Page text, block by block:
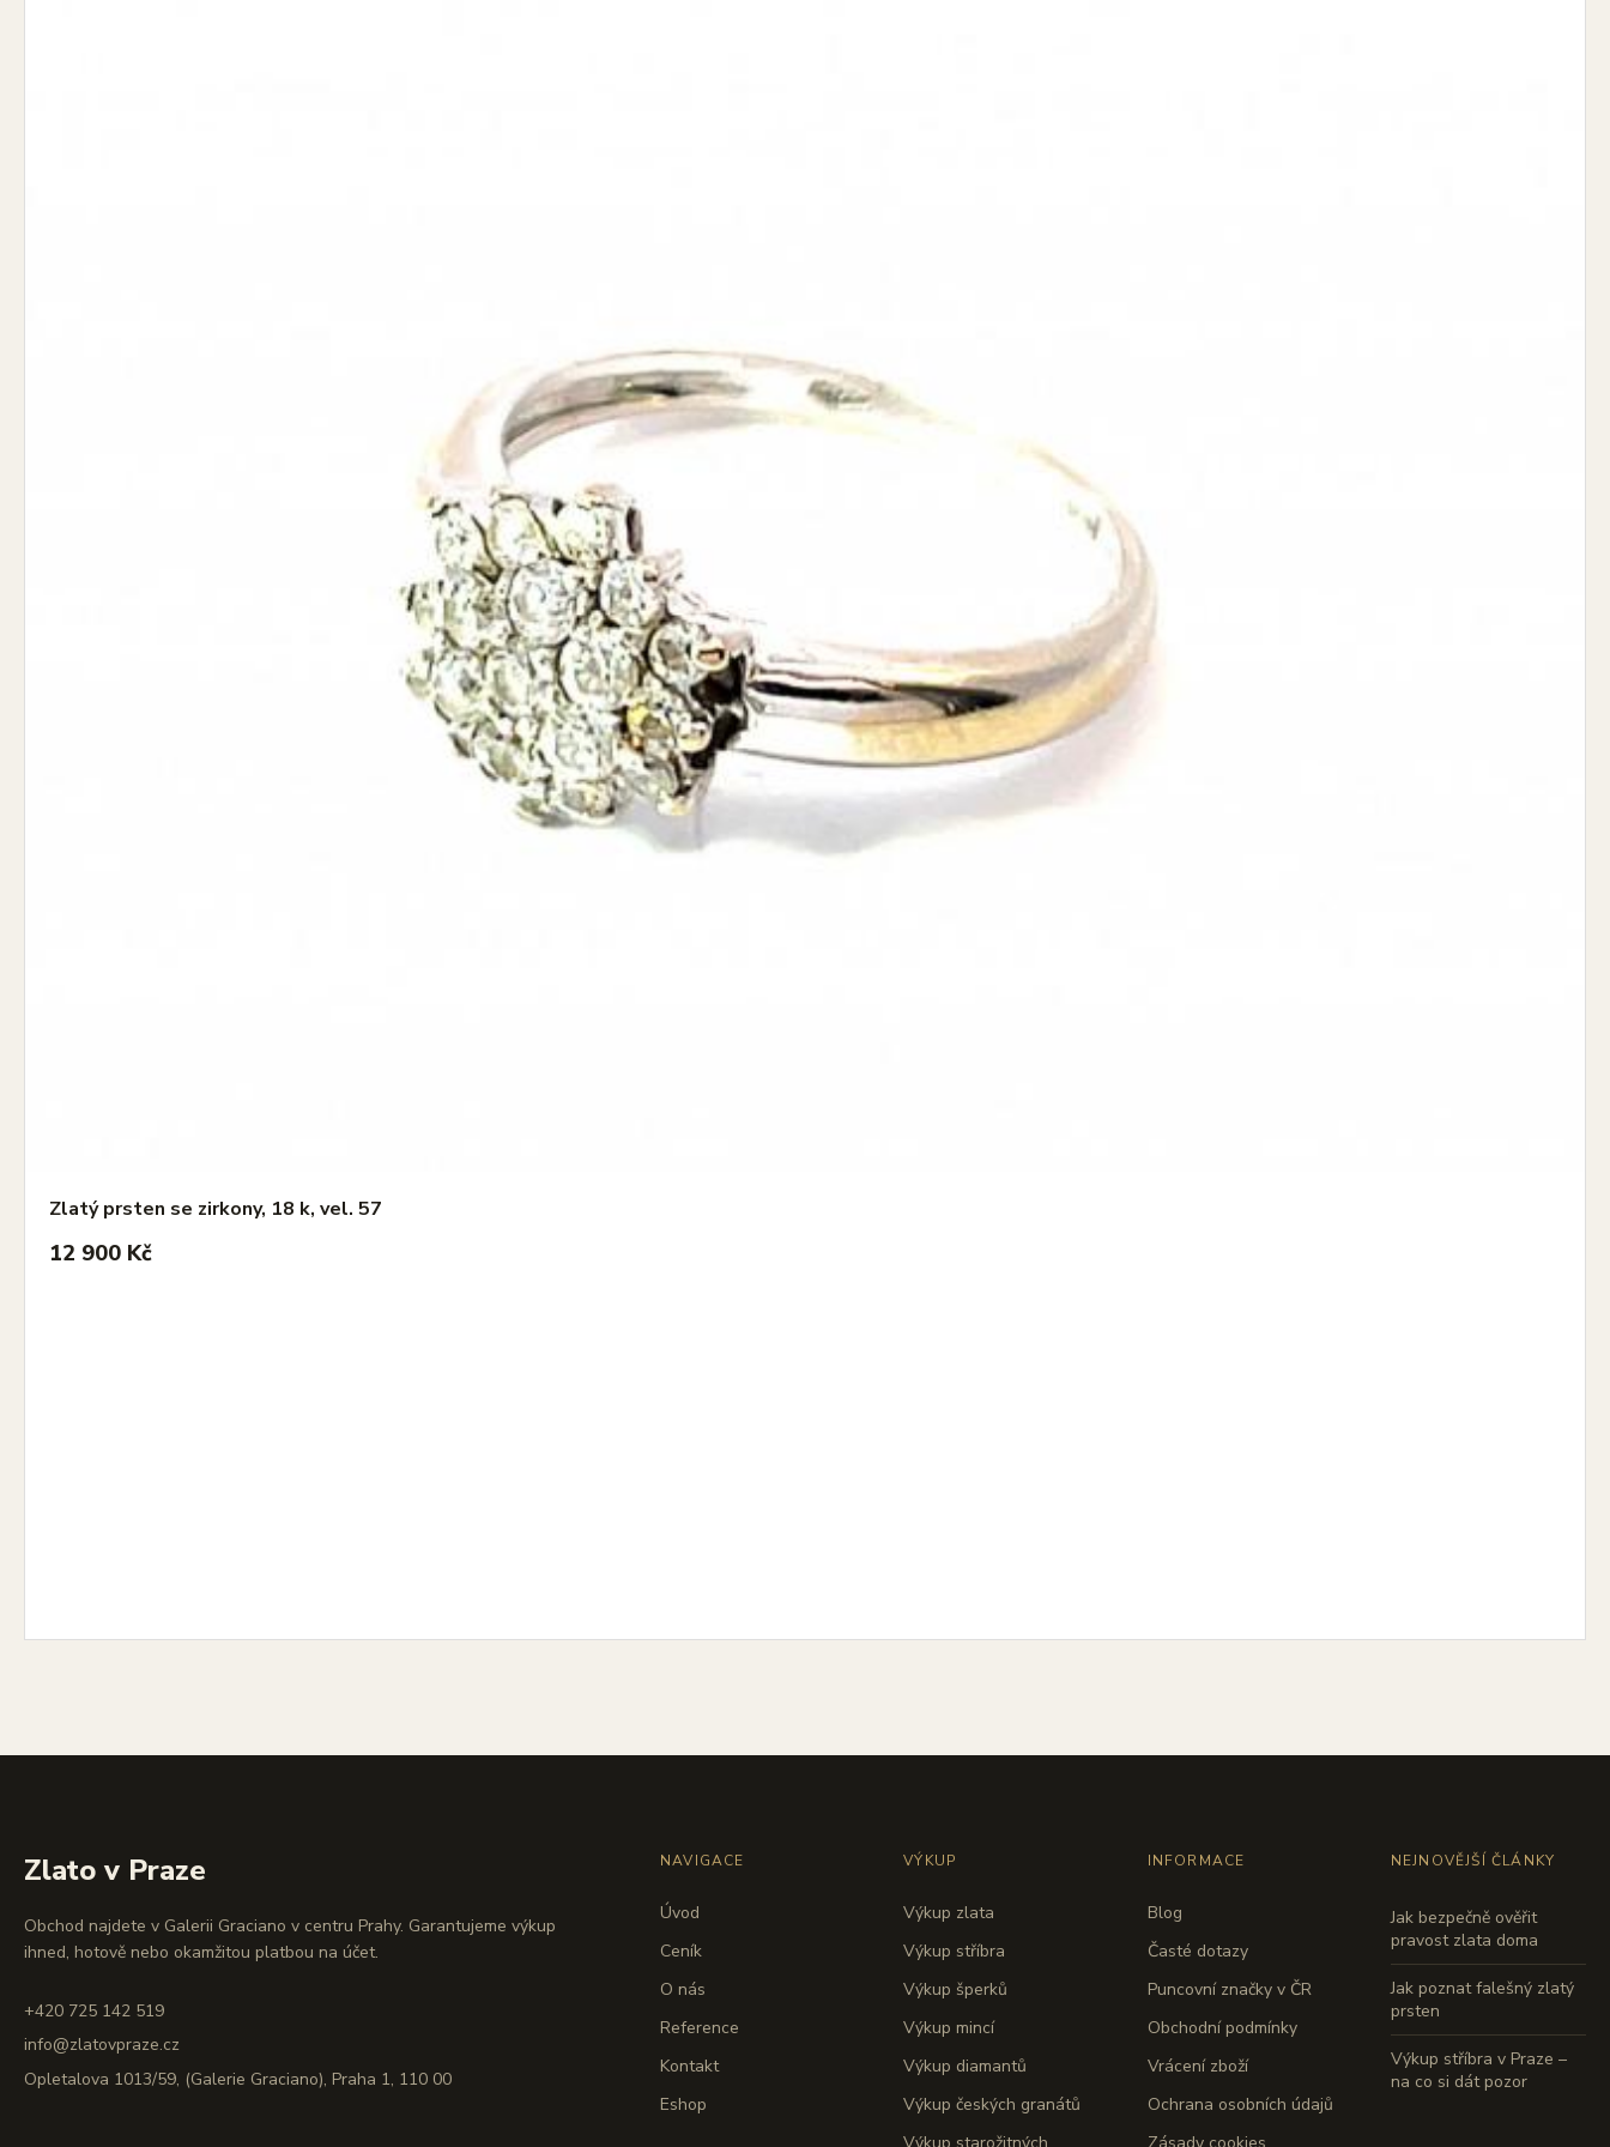
Zlatý prsten se zirkony, 18 k, vel. 57
12 900 Kč
Zlato v Praze
Obchod najdete v Galerii Graciano v centru Prahy. Garantujeme výkup
ihned, hotově nebo okamžitou platbou na účet.
+420 725 142 519
info@zlatovpraze.cz
Opletalova 1013/59, (Galerie Graciano), Praha 1, 110 00
NAVIGACE
Úvod
Ceník
O nás
Reference
Kontakt
Eshop
VÝKUP
Výkup zlata
Výkup stříbra
Výkup šperků
Výkup mincí
Výkup diamantů
Výkup českých granátů
INFORMACE
Blog
Časté dotazy
Puncovní značky v ČR
Obchodní podmínky
Vrácení zboží
Ochrana osobních údajů
NEJNOVĚJŠÍ ČLÁNKY
Jak bezpečně ověřit
pravost zlata doma
Jak poznat falešný zlatý
prsten
Výkup stříbra v Praze –
na co si dát pozor